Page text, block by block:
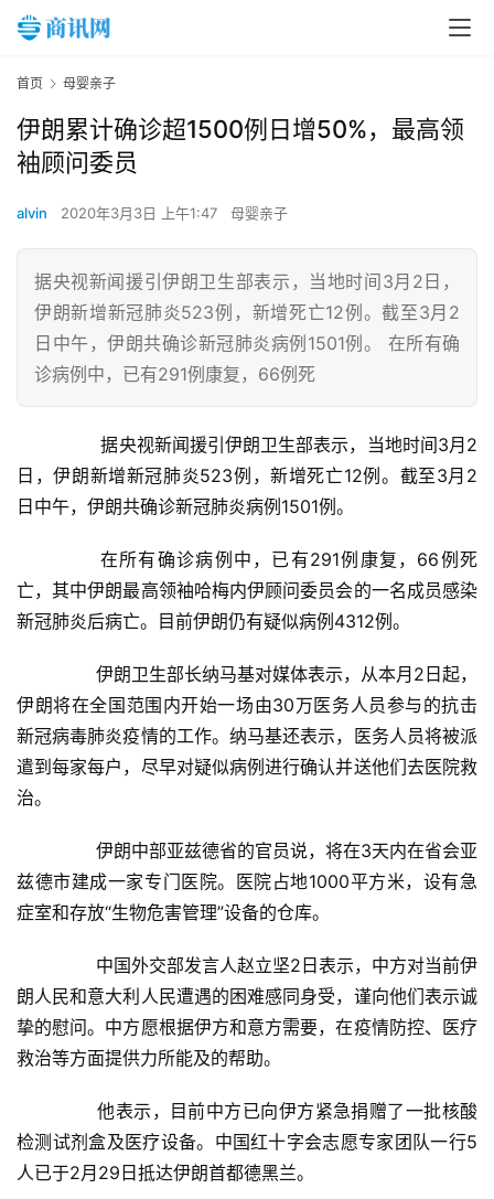
页
新
讯
首页 母婴亲子
伊朗累计确诊超1500例日增50%，最高领
袖顾问委员
alvin 2020年3月3日 上午1:47 母婴亲子
据央视新闻援引伊朗卫生部表示，当地时间3月2日，
伊朗新增新冠肺炎523例，新增死亡12例。截至3月2
日中午，伊朗共确诊新冠肺炎病例1501例。 在所有确
诊病例中，已有291例康复，66例死
日，伊朗新增新冠肺炎523例，新增死亡12例。截至3月2
日中午，伊朗共确诊新冠肺炎病例1501例。
亡，其中伊朗最高领袖哈梅内伊顾问委员会的一名成员感染
新冠肺炎后病亡。目前伊朗仍有疑似病例4312例。
伊朗将在全国范围内开始一场由30万医务人员参与的抗击
新冠病毒肺炎疫情的工作。纳马基还表示，医务人员将被派
遣到每家每户，尽早对疑似病例进行确认并送他们去医院救
治。
兹德市建成一家专门医院。医院占地1000平方米，设有急
症室和存放“生物危害管理”设备的仓库。
朗人民和意大利人民遭遇的困难感同身受，谨向他们表示诚
挚的慰问。中方愿根据伊方和意方需要，在疫情防控、医疗
救治等方面提供力所能及的帮助。
检测试剂盒及医疗设备。中国红十字会志愿专家团队一行5
人已于2月29日抵达伊朗首都德黑兰。